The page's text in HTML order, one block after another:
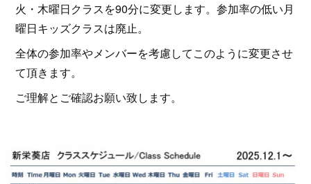
火・木曜日クラスを90分に変更します。参加率の低い月
曜日キッズクラスは廃止。
全体の参加率やメンバーを考慮してこのように変更させ
て頂きます。
ご理解とご確認お願い致します。